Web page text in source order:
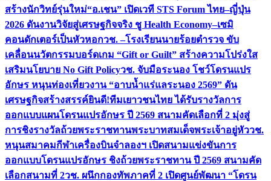
สร้างนักวิทย์รุ่นใหม่“อ.เชน” เปิดเวที STS Forum ไทย–ญี่ปุ่น
2026 ดันงานวิจัยสู่เศรษฐกิจจริง ชู Health Economy–เซมิ
คอนดักเตอร์เป็นหัวหอกวช. –โรงเรียนนายร้อยตำรวจ ขับ
เคลื่อนนวัตกรรมบอร์ดเกม “Gift or Guilt” สร้างความโปร่งใส
เสริมนโยบาย No Gift Policyวช. จับมือระนอง โชว์โดรนแปร
อักษร หนุนท่องเที่ยวงาน “อาบน้ำแร่แลระนอง 2569” ดัน
เศรษฐกิจสร้างสรรค์ยินดี!ทีมเยาวชนไทย ได้รับรางวัลการ
ออกแบบแผนโดรนแปรอักษร ปี 2569 สนามคัดเลือกที่ 2 มุ่งสู่
การชิงรางวัลถ้วยพระราชทานพระบาทสมเด็จพระเจ้าอยู่หัววช.
หนุนสมาคมกีฬาเครื่องบินจำลองฯ เปิดสนามแข่งขันการ
ออกแบบโดรนแปรอักษร ชิงถ้วยพระราชทาน ปี 2569 สนามคัด
เลือกสนามที่ 2วช. ผนึกกองทัพภาคที่ 2 เปิดศูนย์พัฒนา “โดรน